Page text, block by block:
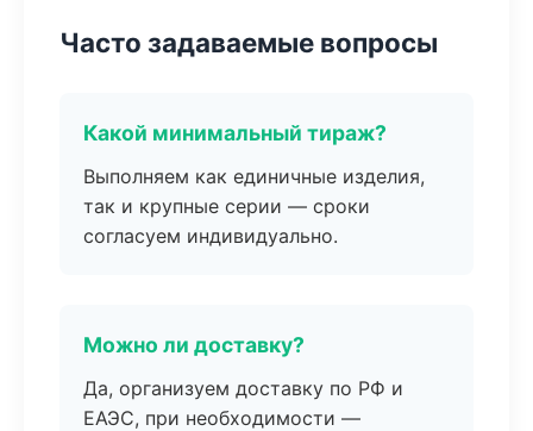
Часто задаваемые вопросы
Какой минимальный тираж?
Выполняем как единичные изделия,
так и крупные серии — сроки
согласуем индивидуально.
Можно ли доставку?
Да, организуем доставку по РФ и
ЕАЭС, при необходимости —